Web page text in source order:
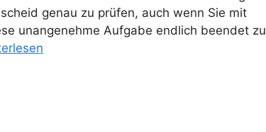
genau zu prüfen, auch wenn Sie mit
unangenehme Aufgabe endlich beendet zu